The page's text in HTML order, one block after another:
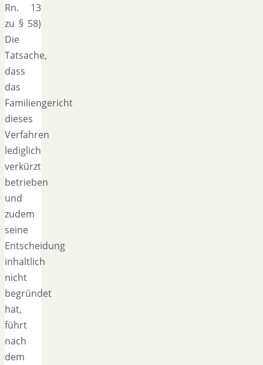
Rn. 13
zu § 58)
Die
Tatsache,
dass
das
Familiengericht
dieses
Verfahren
lediglich
verkürzt
betrieben
und
zudem
seine
Entscheidung
inhaltlich
nicht
begründet
hat,
führt
nach
dem